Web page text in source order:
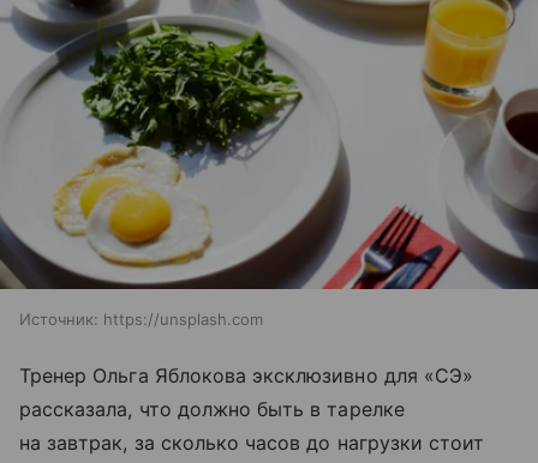
Источник: https://unsplash.com
Тренер Ольга Яблокова эксклюзивно для «СЭ»
рассказала, что должно быть в тарелке
на завтрак, за сколько часов до нагрузки стоит